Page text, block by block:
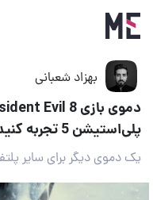
بهزاد شعبانی
پلی‌استیشن 5 تجربه کنید
یک دموی دیگر برای سایر